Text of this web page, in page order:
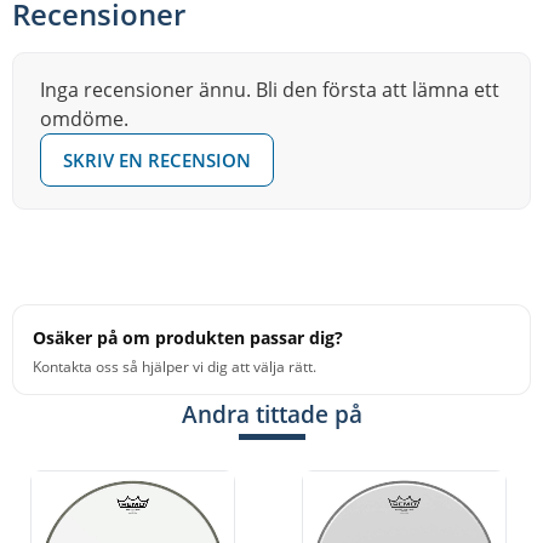
Recensioner
Inga recensioner ännu. Bli den första att lämna ett
omdöme.
SKRIV EN RECENSION
Osäker på om produkten passar dig?
Kontakta oss så hjälper vi dig att välja rätt.
Andra tittade på